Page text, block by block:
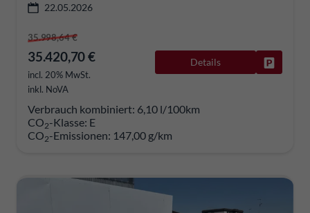
22.05.2026
35.998,64 €
35.420,70 €
incl. 20% MwSt.
inkl. NoVA
Details
Verbrauch kombiniert: 6,10 l/100km
CO2-Klasse: E
CO2-Emissionen: 147,00 g/km